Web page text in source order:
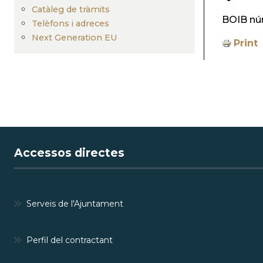
Catàleg de tràmits
Telèfons i adreces
Next Generation EU
BOIB
Print
Accessos directes
Serveis de l'Ajuntament
Perfil del contractant